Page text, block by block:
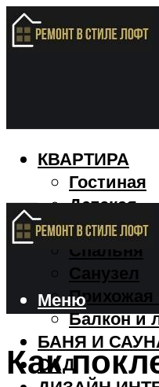
КВАРТИРА
Гостиная
Детская
Кухня
Спальня
Санузел
Прихожая
Балкон и
БАНЯ И
САД
Меню
Как